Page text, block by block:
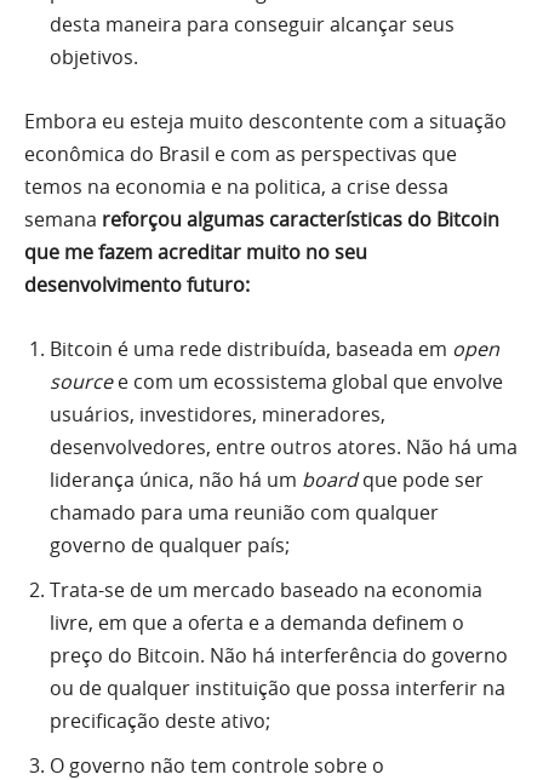
desta maneira para conseguir alcançar seus
objetivos.
Embora eu esteja muito descontente com a situação
econômica do Brasil e com as perspectivas que
temos na economia e na politica, a crise dessa
semana reforçou algumas características do Bitcoin
que me fazem acreditar muito no seu
desenvolvimento futuro:
Bitcoin é uma rede distribuída, baseada em open
sourcee com um ecossistema global que envolve
usuários, investidores, mineradores,
desenvolvedores, entre outros atores. Não há uma
liderança única, não há um boardque pode ser
chamado para uma reunião com qualquer
governo de qualquer país;
Trata-se de um mercado baseado na economia
livre, em que a oferta e a demanda definem o
preço do Bitcoin. Não há interferência do governo
ou de qualquer instituição que possa interferir na
precificação deste ativo;
O governo não tem controle sobre o